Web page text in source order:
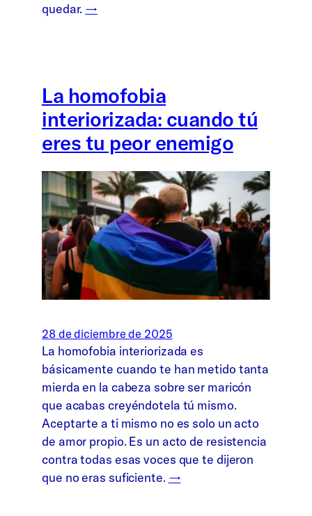
quedar. →
La homofobia
interiorizada: cuando tú
eres tu peor enemigo
28 de diciembre de 2025
La homofobia interiorizada es
básicamente cuando te han metido tanta
mierda en la cabeza sobre ser maricón
que acabas creyéndotela tú mismo.
Aceptarte a ti mismo no es solo un acto
de amor propio. Es un acto de resistencia
contra todas esas voces que te dijeron
que no eras suficiente. →